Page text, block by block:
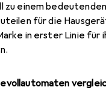
zu einem
für die
in erster Linie für